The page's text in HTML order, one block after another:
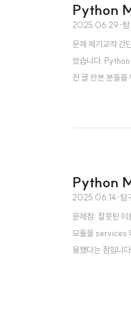
Python
2025.06.29 ·
문제 제기교적 간
었습니다. Python
전 글 안본 분들
Python
2025.06.14·탐
문제점: 잘못된
모듈을 services
용했다는 점입니